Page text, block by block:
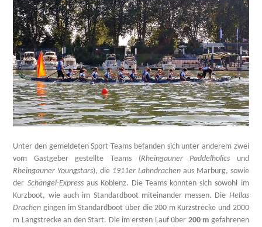
Unter den gemeldeten Sport-Teams befanden sich unter anderem zwei
vom Gastgeber gestellte Teams (Rheingauner Paddelholics und
Rheingauner Youngstars), die 1911er Lahndrachenaus Marburg, sowie
der Schängel-Expressaus Koblenz. Die Teams konnten sich sowohl im
Kurzboot, wie auch im Standardboot miteinander messen. Die Hellas
Drachengingen im Standardboot über die 200 m Kurzstrecke und 2000
m Langstrecke an den Start. Die im ersten Lauf über 200 m gefahrenen